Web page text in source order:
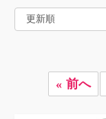
« 前へ